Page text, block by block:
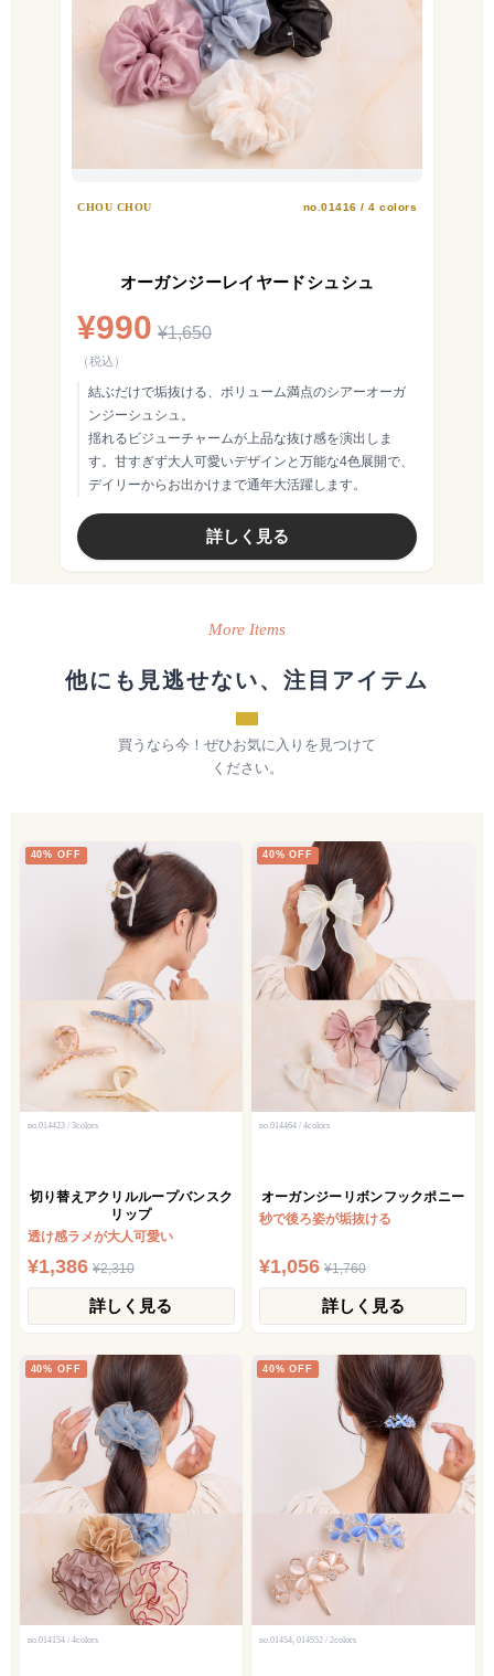
CHOU CHOU no.01416 / 4 colors
オーガンジーレイヤードシュシュ
¥990
（税込）
¥1,650
結ぶだけで垢抜ける、ボリューム満点のシアーオーガ
ンジーシュシュ。
揺れるビジューチャームが上品な抜け感を演出しま
す。甘すぎず大人可愛いデザインと万能な4色展開で、
デイリーからお出かけまで通年大活躍します。
詳しく見る
More Items
他にも見逃せない、注目アイテム
買うなら今！ぜひお気に入りを見つけて
ください。
40% OFF
no.014423 / 3colors
切り替えアクリルループバンスク
リップ
透け感ラメが大人可愛い
¥1,386 ¥2,310
詳しく見る
40% OFF
no.014464 / 4colors
オーガンジーリボンフックポニー
秒で後ろ姿が垢抜ける
¥1,056 ¥1,760
詳しく見る
40% OFF
no.014154 / 4colors
40% OFF
no.01454, 014552 / 2colors